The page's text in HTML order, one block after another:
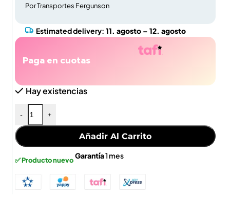
Por Transportes Fergunson
Estimated delivery: 11. agosto – 12. agosto
Paga en cuotas
Hay existencias
- +
Añadir Al Carrito
✅ Producto nuevoGarantía1 mes